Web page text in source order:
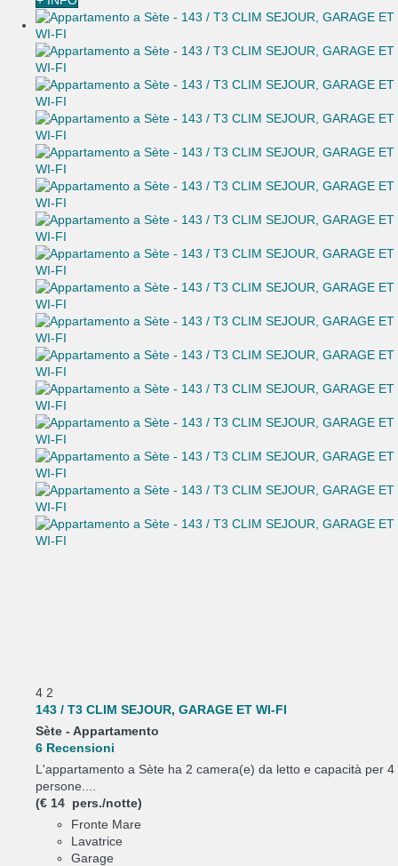
4 2
143 / T3 CLIM SEJOUR, GARAGE ET WI-FI
Sète - Appartamento
6 Recensioni
L'appartamento a Sète ha 2 camera(e) da letto e capacità per 4
persone....
(€ 14 pers./notte)
Fronte Mare
Lavatrice
Garage